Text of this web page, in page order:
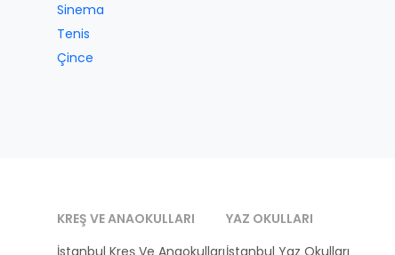
Sinema
Tenis
Çince
KREŞ VE ANAOKULLARI
İstanbul Kreş Ve Anaokulları
YAZ OKULLARI
İstanbul Yaz Okulları